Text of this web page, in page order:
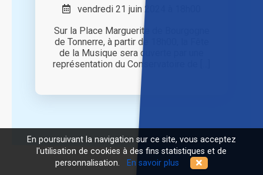
vendredi 21 juin 2024 à 18h00
Sur la Place Marguerite de Bourgogne
de Tonnerre, à partir de 18h00, la Fête
de la Musique sera ouverte par une
représentation du Conservatoire de [...]
En poursuivant la navigation sur ce site, vous acceptez
l'utilisation de cookies à des fins statistiques et de
personnalisation.
En savoir plus